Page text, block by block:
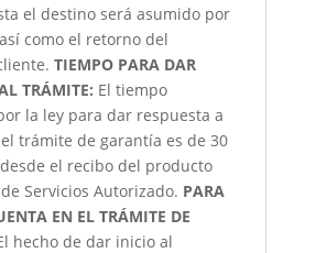
el destino será asumido por
como el retorno del
TIEMPO PARA DAR
TRÁMITE: El tiempo
la ley para dar respuesta a
trámite de garantía es de 30
el recibo del producto
Servicios Autorizado. PARA
EN EL TRÁMITE DE
hecho de dar inicio al